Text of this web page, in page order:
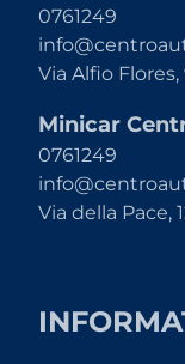
0761249
Via Alfio
Minicar
0761249
Via della Pace,